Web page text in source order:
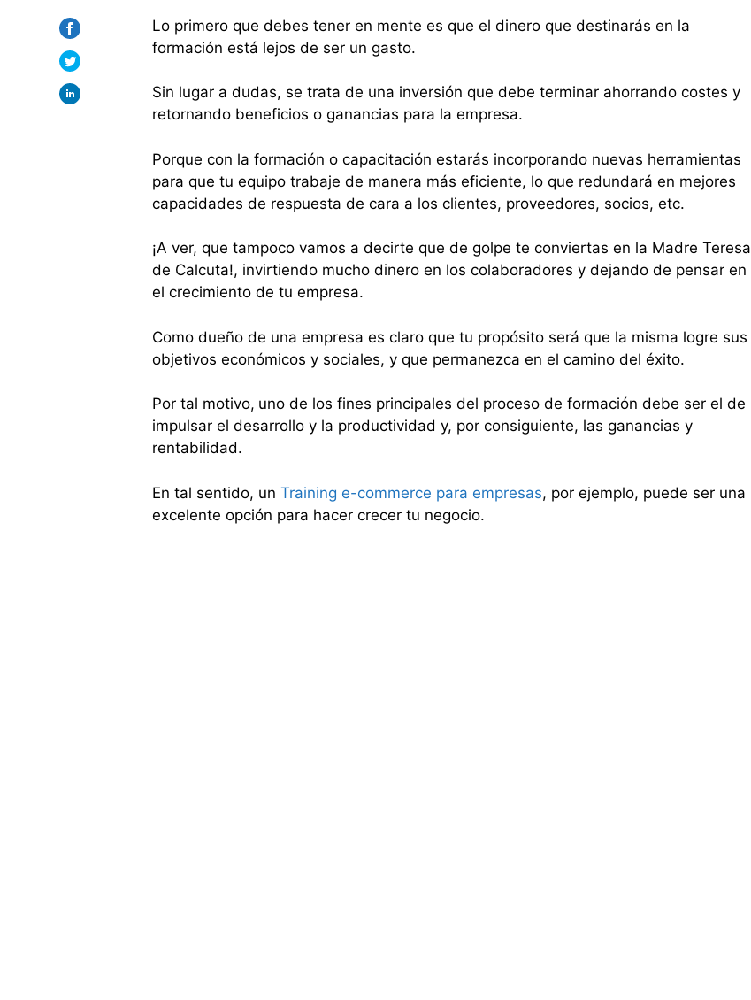
Lo primero que debes tener en mente es que el dinero que destinarás en la
formación está lejos de ser un gasto.
Sin lugar a dudas, se trata de una inversión que debe terminar ahorrando costes y
retornando beneficios o ganancias para la empresa.
Porque con la formación o capacitación estarás incorporando nuevas herramientas
para que tu equipo trabaje de manera más eficiente, lo que redundará en mejores
capacidades de respuesta de cara a los clientes, proveedores, socios, etc.
¡A ver, que tampoco vamos a decirte que de golpe te conviertas en la Madre Teresa
de Calcuta!, invirtiendo mucho dinero en los colaboradores y dejando de pensar en
el crecimiento de tu empresa.
Como dueño de una empresa es claro que tu propósito será que la misma logre sus
objetivos económicos y sociales, y que permanezca en el camino del éxito.
Por tal motivo, uno de los fines principales del proceso de formación debe ser el de
impulsar el desarrollo y la productividad y, por consiguiente, las ganancias y
rentabilidad.
En tal sentido, un Training e-commerce para empresas, por ejemplo, puede ser una
excelente opción para hacer crecer tu negocio.